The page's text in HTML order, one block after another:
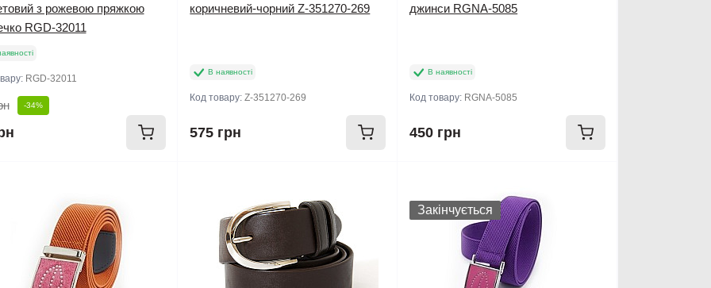
з рожевою пряжкою
RGD-32011
RGD-32011
-34%
коричневий-чорний Z-351270-269
В наявності
Код товару:Z-351270-269
575 грн
джинси RGNA-5085
В наявності
Код товару: RGNA-5085
450 грн
Закінчується